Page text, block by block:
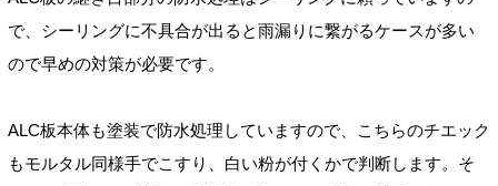
で、シーリングに不具合が出ると雨漏りに繋がるケースが多い
ので早めの対策が必要です。
ALC板本体も塗装で防水処理していますので、こちらのチエック
もモルタル同様手でこすり、白い粉が付くかで判断します。そ